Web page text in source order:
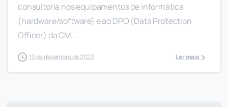
consultoria nos equipamentos de informática
(hardware/software) e ao DPO (Data Protection
Officer) da CM...
13 de dezembro de 2023 Ler mais